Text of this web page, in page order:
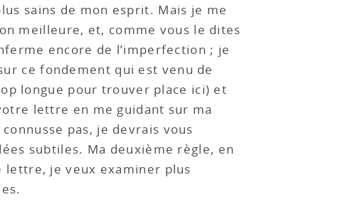
sains de mon esprit. Mais je me
meilleure, et, comme vous le dites
encore de l’imperfection ; je
ce fondement qui est venu de
longue pour trouver place ici) et
lettre en me guidant sur ma
pas, je devrais vous
subtiles. Ma deuxième règle, en
lettre, je veux examiner plus